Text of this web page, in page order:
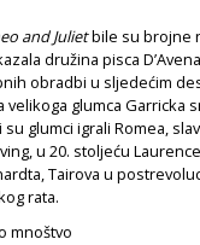
and Julietbile su brojne
družina pisca
obradbi u sljedećim
velikoga glumca Garricka
glumci igrali Romea,
u 20. stoljeću
Tairova u
rata.
mnoštvo